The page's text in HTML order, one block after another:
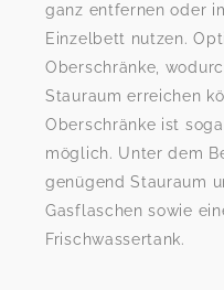
ganz entfernen oder
Einzelbett nutzen.
Oberschränke,
Stauraum erreichen
Oberschränke ist
möglich. Unter dem
genügend Stauraum
Gasflaschen sowie
Frischwassertank.